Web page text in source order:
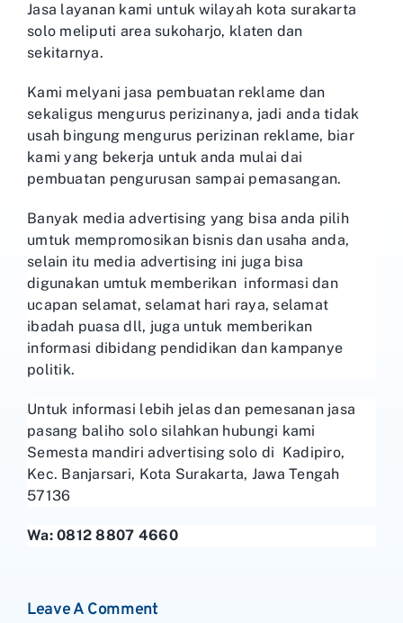
Jasa layanan kami untuk wilayah kota surakarta
solo meliputi area sukoharjo, klaten dan
sekitarnya.
Kami melyani jasa pembuatan reklame dan
sekaligus mengurus perizinanya, jadi anda tidak
usah bingung mengurus perizinan reklame, biar
kami yang bekerja untuk anda mulai dai
pembuatan pengurusan sampai pemasangan.
Banyak media advertising yang bisa anda pilih
umtuk mempromosikan bisnis dan usaha anda,
selain itu media advertising ini juga bisa
digunakan umtuk memberikan informasi dan
ucapan selamat, selamat hari raya, selamat
ibadah puasa dll, juga untuk memberikan
informasi dibidang pendidikan dan kampanye
politik.
Untuk informasi lebih jelas dan pemesanan jasa
pasang baliho solo silahkan hubungi kami
Semesta mandiri advertising solo di Kadipiro,
Kec. Banjarsari, Kota Surakarta, Jawa Tengah
57136
Wa: 0812 8807 4660
Leave A Comment